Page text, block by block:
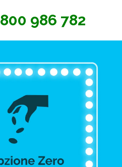
800 986 782